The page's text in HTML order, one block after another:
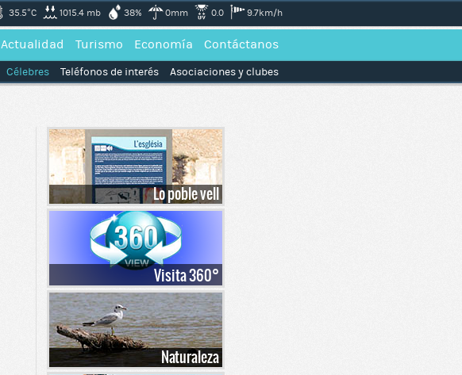
35.5°C 1015.4 mb 38% 0mm 0.0 9.7km/h
Actualidad Turismo Economía Contáctanos
Célebres Teléfonos de interés Asociaciones y clubes
Lo poble vell
Visita 360°
Naturaleza